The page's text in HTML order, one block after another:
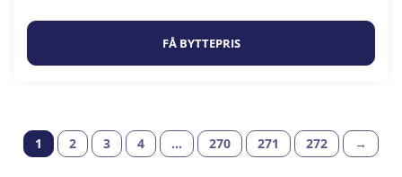
FÅ BYTTEPRIS
1 2 3 4 … 270 271 272 →